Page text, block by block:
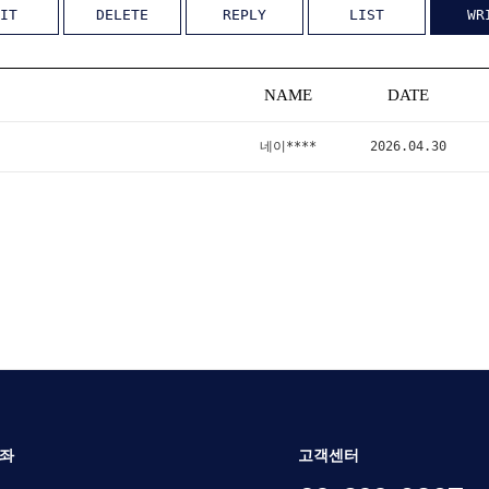
DELETE REPLY LIST
NAME DATE
네이**** 2026.04.30
고객센터